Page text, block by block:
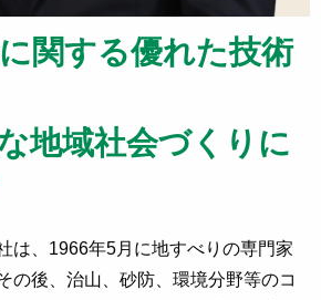
関する優れた技術
地域社会づくりに
は、1966年5月に地すべりの専門家
の後、治山、砂防、環境分野等のコ